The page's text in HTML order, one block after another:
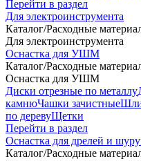
Перейти в раздел
Для электроинструмента
Каталог/Расходные
Для электроинструмента
Оснастка для УШМ
Каталог/Расходные
Оснастка для УШМ
Диски отрезные по металлу
камнюЧашки зачистные
по деревуЩетки
Перейти в раздел
Оснастка для дрелей и
Каталог/Расходные